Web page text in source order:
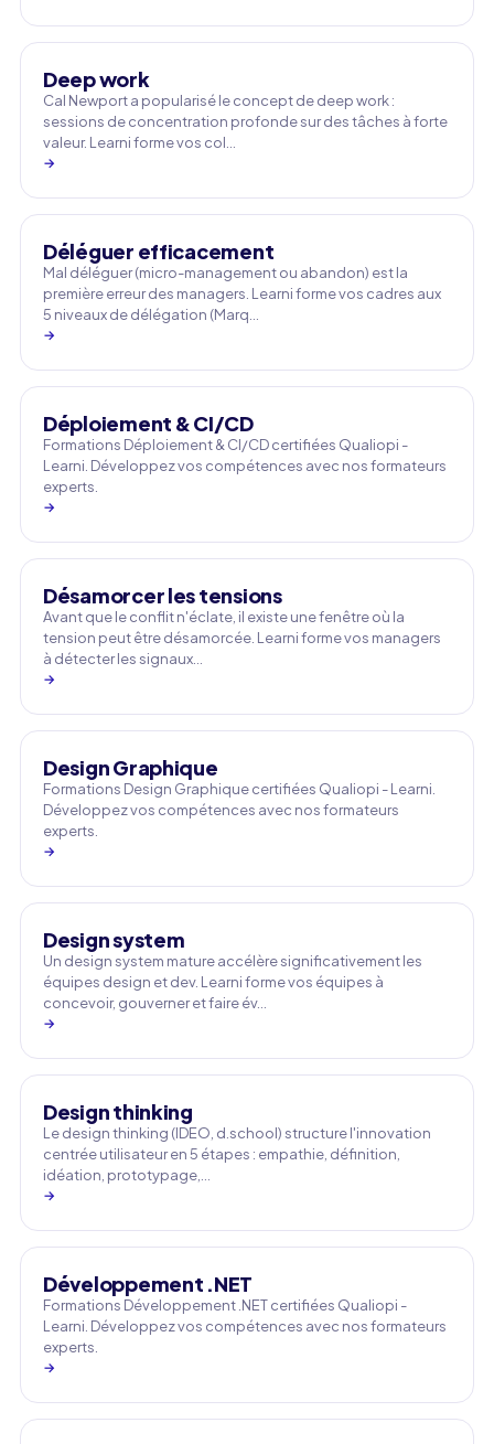
Deep work
Cal Newport a popularisé le concept de deep work :
sessions de concentration profonde sur des tâches à forte
valeur. Learni forme vos col…
→
Déléguer efficacement
Mal déléguer (micro-management ou abandon) est la
première erreur des managers. Learni forme vos cadres aux
5 niveaux de délégation (Marq…
→
Déploiement & CI/CD
Formations Déploiement & CI/CD certifiées Qualiopi -
Learni. Développez vos compétences avec nos formateurs
experts.
→
Désamorcer les tensions
Avant que le conflit n'éclate, il existe une fenêtre où la
tension peut être désamorcée. Learni forme vos managers
à détecter les signaux…
→
Design Graphique
Formations Design Graphique certifiées Qualiopi - Learni.
Développez vos compétences avec nos formateurs
experts.
→
Design system
Un design system mature accélère significativement les
équipes design et dev. Learni forme vos équipes à
concevoir, gouverner et faire év…
→
Design thinking
Le design thinking (IDEO, d.school) structure l'innovation
centrée utilisateur en 5 étapes : empathie, définition,
idéation, prototypage,…
→
Développement .NET
Formations Développement .NET certifiées Qualiopi -
Learni. Développez vos compétences avec nos formateurs
experts.
→